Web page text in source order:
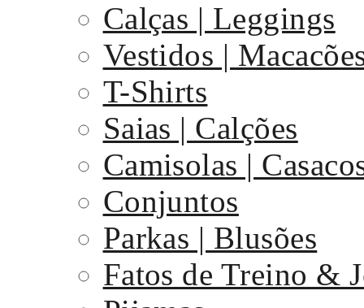
Calças | Leggings
Vestidos |
T-Shirts
Saias | Calções
Camisolas |
Conjuntos
Parkas | Blusões
Fatos de Treino &